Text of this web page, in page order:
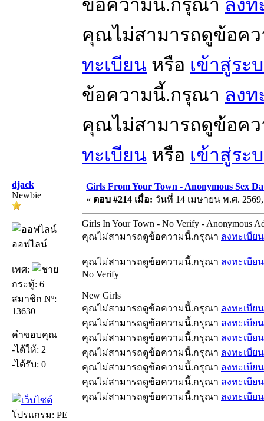
ข้อความนี้.กรุณา ลงท
คุณไม่สามารถดูข้อค
ทะเบียน หรือ เข้าสู่ระ
ข้อความนี้.กรุณา ลงท
คุณไม่สามารถดูข้อค
ทะเบียน หรือ เข้าสู่ระ
djack
Newbie
ออฟไลน์
เพศ:
กระทู้: 6
สมาชิก Nº:
13630
คำขอบคุณ
-ได้ให้: 2
-ได้รับ: 0
โปรแกรม: PE
Girls From Your Town - Anonymous Sex
« ตอบ #214 เมื่อ: วันที่ 14 เมษายน พ.ศ. 2569,
Girls In Your Town - No Verify - Anonymous
คุณไม่สามารถดูข้อความนี้.กรุณา ลงทะเบียน
คุณไม่สามารถดูข้อความนี้.กรุณา ลงทะเบียน
No Verify
New Girls
คุณไม่สามารถดูข้อความนี้.กรุณา ลงทะเบียน
คุณไม่สามารถดูข้อความนี้.กรุณา ลงทะเบียน
คุณไม่สามารถดูข้อความนี้.กรุณา ลงทะเบียน
คุณไม่สามารถดูข้อความนี้.กรุณา ลงทะเบียน
คุณไม่สามารถดูข้อความนี้.กรุณา ลงทะเบียน
คุณไม่สามารถดูข้อความนี้.กรุณา ลงทะเบียน
คุณไม่สามารถดูข้อความนี้.กรุณา ลงทะเบียน